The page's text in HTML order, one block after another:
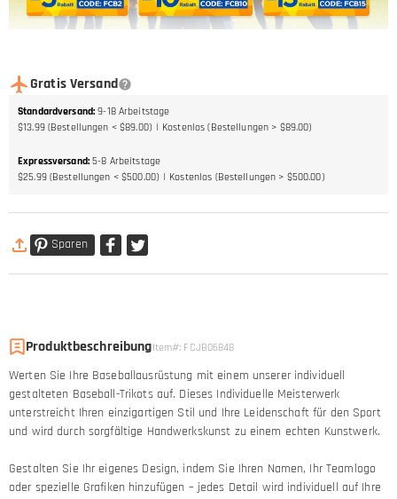
Gratis Versand
Standardversand: 9-18 Arbeitstage
$13.99 (Bestellungen < $89.00)
Kostenlos (Bestellungen > $89.00)
Expressversand: 5-8 Arbeitstage
$25.99 (Bestellungen < $500.00)
Kostenlos (Bestellungen > $500.00)
Sparen
ProduktbeschreibungItem#: FCJB06848
Werten Sie Ihre Baseballausrüstung mit einem unserer individuell
gestalteten Baseball-Trikots auf. Dieses Individuelle Meisterwerk
unterstreicht Ihren einzigartigen Stil und Ihre Leidenschaft für den Sport
und wird durch sorgfältige Handwerkskunst zu einem echten Kunstwerk.
Gestalten Sie Ihr eigenes Design, indem Sie Ihren Namen, Ihr Teamlogo
oder spezielle Grafiken hinzufügen – jedes Detail wird individuell auf Ihre